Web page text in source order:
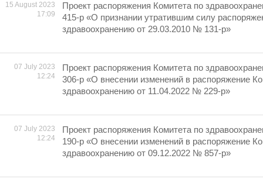
15 August 2023
17:09
Проект распоряжения Комитета по
415-р «О признании утратившим силу
здравоохранению от 29.03.2010 № 131-р»
07 July 2023
12:24
Проект распоряжения Комитета по
306-р «О внесении изменений в распоряжение
здравоохранению от 11.04.2022 № 229-р»
07 July 2023
12:24
Проект распоряжения Комитета по
190-р «О внесении изменений в распоряжение
здравоохранению от 09.12.2022 № 857-р»